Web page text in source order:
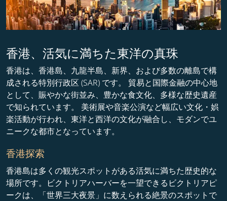
香港、活気に満ちた東洋の真珠
香港は、香港島、九龍半島、新界、および多数の離島で構
成される特別行政区 (SAR) です。 貿易と国際金融の中心地
として、賑やかな街並み、豊かな食文化、多様な歴史遺産
で知られています。 美術展や音楽公演など幅広い文化・娯
楽活動が行われ、東洋と西洋の文化が融合し、モダンでユ
ニークな都市となっています。
香港探索
香港島は多くの観光スポットがある活気に満ちた歴史的な
場所です。ビクトリアハーバーを一望できるビクトリアピ
ークは、「世界三大夜景」に数えられる絶景のスポットで